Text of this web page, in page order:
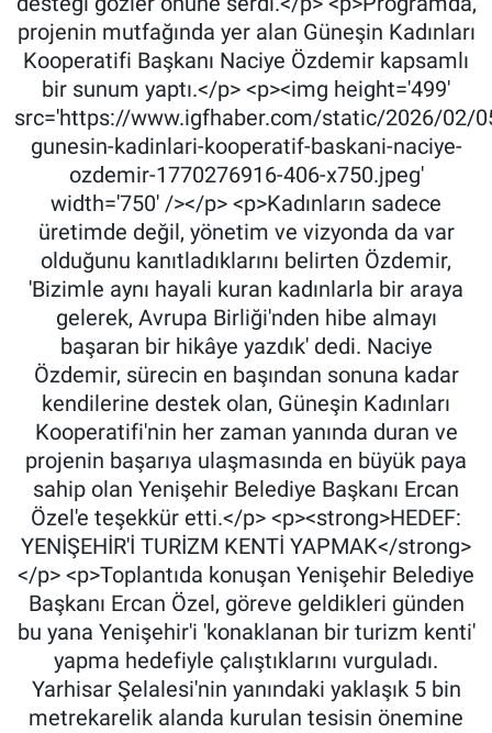
projenin mutfağında yer alan Güneşin Kadınları
Kooperatifi Başkanı Naciye Özdemir kapsamlı
bir sunum yaptı.</p> <p><img height='499'
src='https://www.igfhaber.com/static/2026/02/
gunesin-kadinlari-kooperatif-baskani-naciye-
ozdemir-1770276916-406-x750.jpeg'
width='750' /></p> <p>Kadınların sadece
üretimde değil, yönetim ve vizyonda da var
olduğunu kanıtladıklarını belirten Özdemir,
'Bizimle aynı hayali kuran kadınlarla bir araya
gelerek, Avrupa Birliği'nden hibe almayı
başaran bir hikâye yazdık' dedi. Naciye
Özdemir, sürecin en başından sonuna kadar
kendilerine destek olan, Güneşin Kadınları
Kooperatifi'nin her zaman yanında duran ve
projenin başarıya ulaşmasında en büyük paya
sahip olan Yenişehir Belediye Başkanı Ercan
Özel'e teşekkür etti.</p> <p><strong>HEDEF:
YENİŞEHİR'İ TURİZM KENTİ YAPMAK</strong>
</p> <p>Toplantıda konuşan Yenişehir Belediye
Başkanı Ercan Özel, göreve geldikleri günden
bu yana Yenişehir'i 'konaklanan bir turizm kenti'
yapma hedefiyle çalıştıklarını vurguladı.
Yarhisar Şelalesi'nin yanındaki yaklaşık 5 bin
metrekarelik alanda kurulan tesisin önemine